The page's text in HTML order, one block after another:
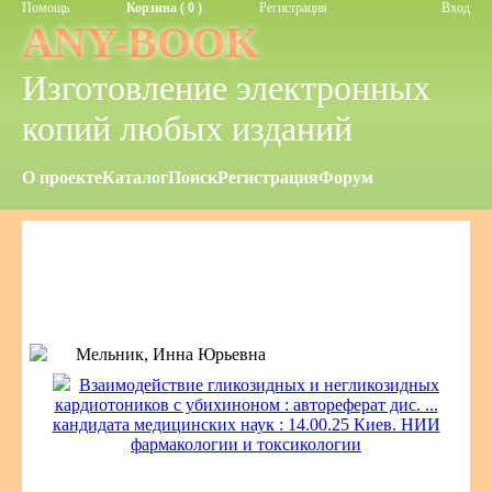
Помощь Корзина ( 0 ) Регистрация Вход
ANY-BOOK
Изготовление электронных
копий любых изданий
О проектеКаталогПоискРегистрацияФорум
Мельник, Инна Юрьевна
Взаимодействие гликозидных и негликозидных
кардиотоников с убихиноном : автореферат дис. ...
кандидата медицинских наук : 14.00.25 Киев. НИИ
фармакологии и токсикологии